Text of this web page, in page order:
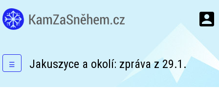
☰ Jakuszyce a okolí: zpráva z 29.1.